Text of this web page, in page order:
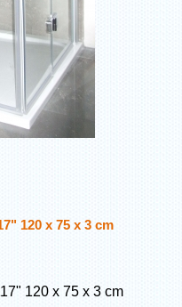
120 x 75 x 3 cm
120 x 75 x 3 cm